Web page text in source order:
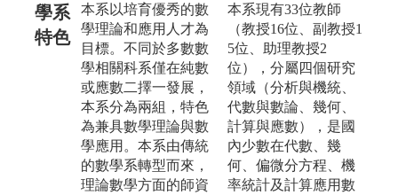
學系
特色
本系以培育優秀的數
學理論和應用人才為
目標。不同於多數數
學相關科系僅在純數
或應數二擇一發展，
本系分為兩組，特色
為兼具數學理論與數
學應用。本系由傳統
的數學系轉型而來，
理論數學方面的師資
本系現有33位教師
（教授16位、副教授1
5位、助理教授2
位），分屬四個研究
領域（分析與機統、
代數與數論、幾何、
計算與應數），是國
內少數在代數、幾
何、偏微分方程、機
率統計及計算應用數